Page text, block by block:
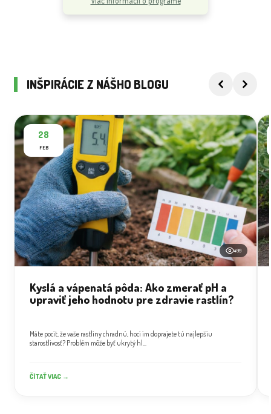
INŠPIRÁCIE Z NÁŠHO BLOGU
28
FEB
499
Kyslá a vápenatá pôda: Ako zmerať pH a
upraviť jeho hodnotu pre zdravie rastlín?
Máte pocit, že vaše rastliny chradnú, hoci im doprajete tú najlepšiu
starostlivosť? Problém môže byť ukrytý hl...
ČÍTAŤ VIAC →